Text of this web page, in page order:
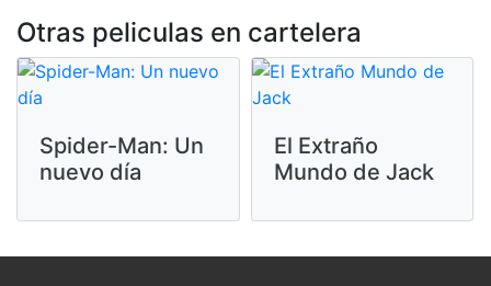
Otras peliculas en cartelera
Spider-Man: Un
nuevo día
El Extraño
Mundo de Jack